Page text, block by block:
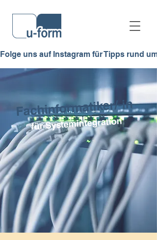
Folge uns auf Instagram für Tipps
Fachinformatiker/-in
für Systemintegration